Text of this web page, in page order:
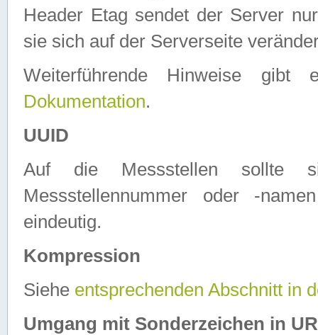
Header Etag sendet der Server
sie sich auf der Serverseite
Weiterführende Hinweise
Dokumentation.
UUID
Auf die Messstellen sollte
Messstellennummer oder -
eindeutig.
Kompression
Siehe entsprechenden Abschnitt in
Umgang mit Sonderzeichen in